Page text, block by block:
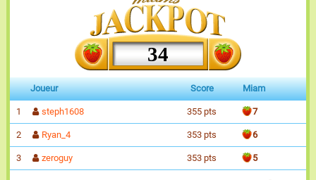
34
Joueur Score Miam
1 steph1608 355 pts 7
2 Ryan_4 353 pts 6
3 zeroguy 353 pts 5